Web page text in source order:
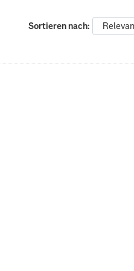
Sortieren nach